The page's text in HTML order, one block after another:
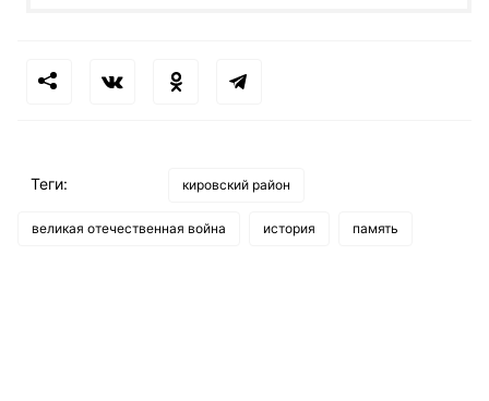
Теги: кировский район
великая отечественная война история память